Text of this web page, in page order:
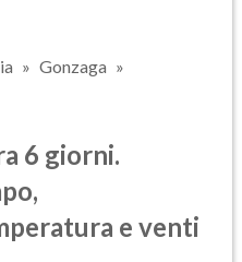
Gonzaga
6 giorni.
e venti